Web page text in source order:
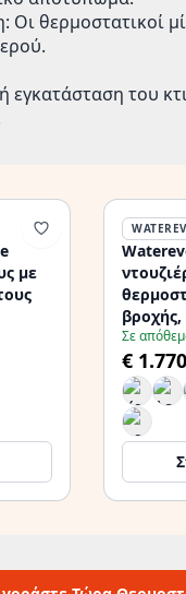
θερμοστατικοί
εγκατάσταση του
με
από
T141TIE
Σε
€